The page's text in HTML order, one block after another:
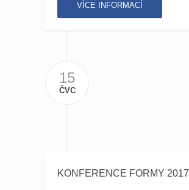
VÍCE INFORMACÍ
15
ČVC
KONFERENCE FORMY 2017